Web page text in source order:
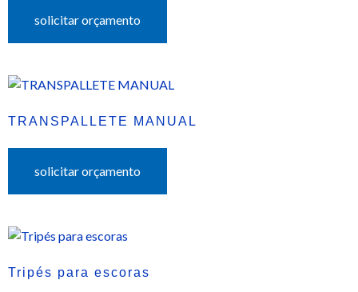
solicitar orçamento
TRANSPALLETE MANUAL
solicitar orçamento
Tripés para escoras